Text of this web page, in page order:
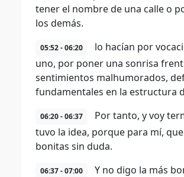
tener el nombre de una calle o
los demás.
05:52 - 06:20
lo hacían por
uno, por poner una sonrisa
sentimientos malhumorados,
fundamentales en la estructura
06:20 - 06:37
Por tanto, y voy
tuvo la idea, porque para mí,
bonitas sin duda.
06:37 - 07:00
Y no digo la más